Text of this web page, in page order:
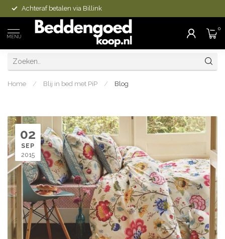
Achteraf betalen via Billink
MENU
0
Home / Blij in bed met PiP / Blog
02
SEP
2015